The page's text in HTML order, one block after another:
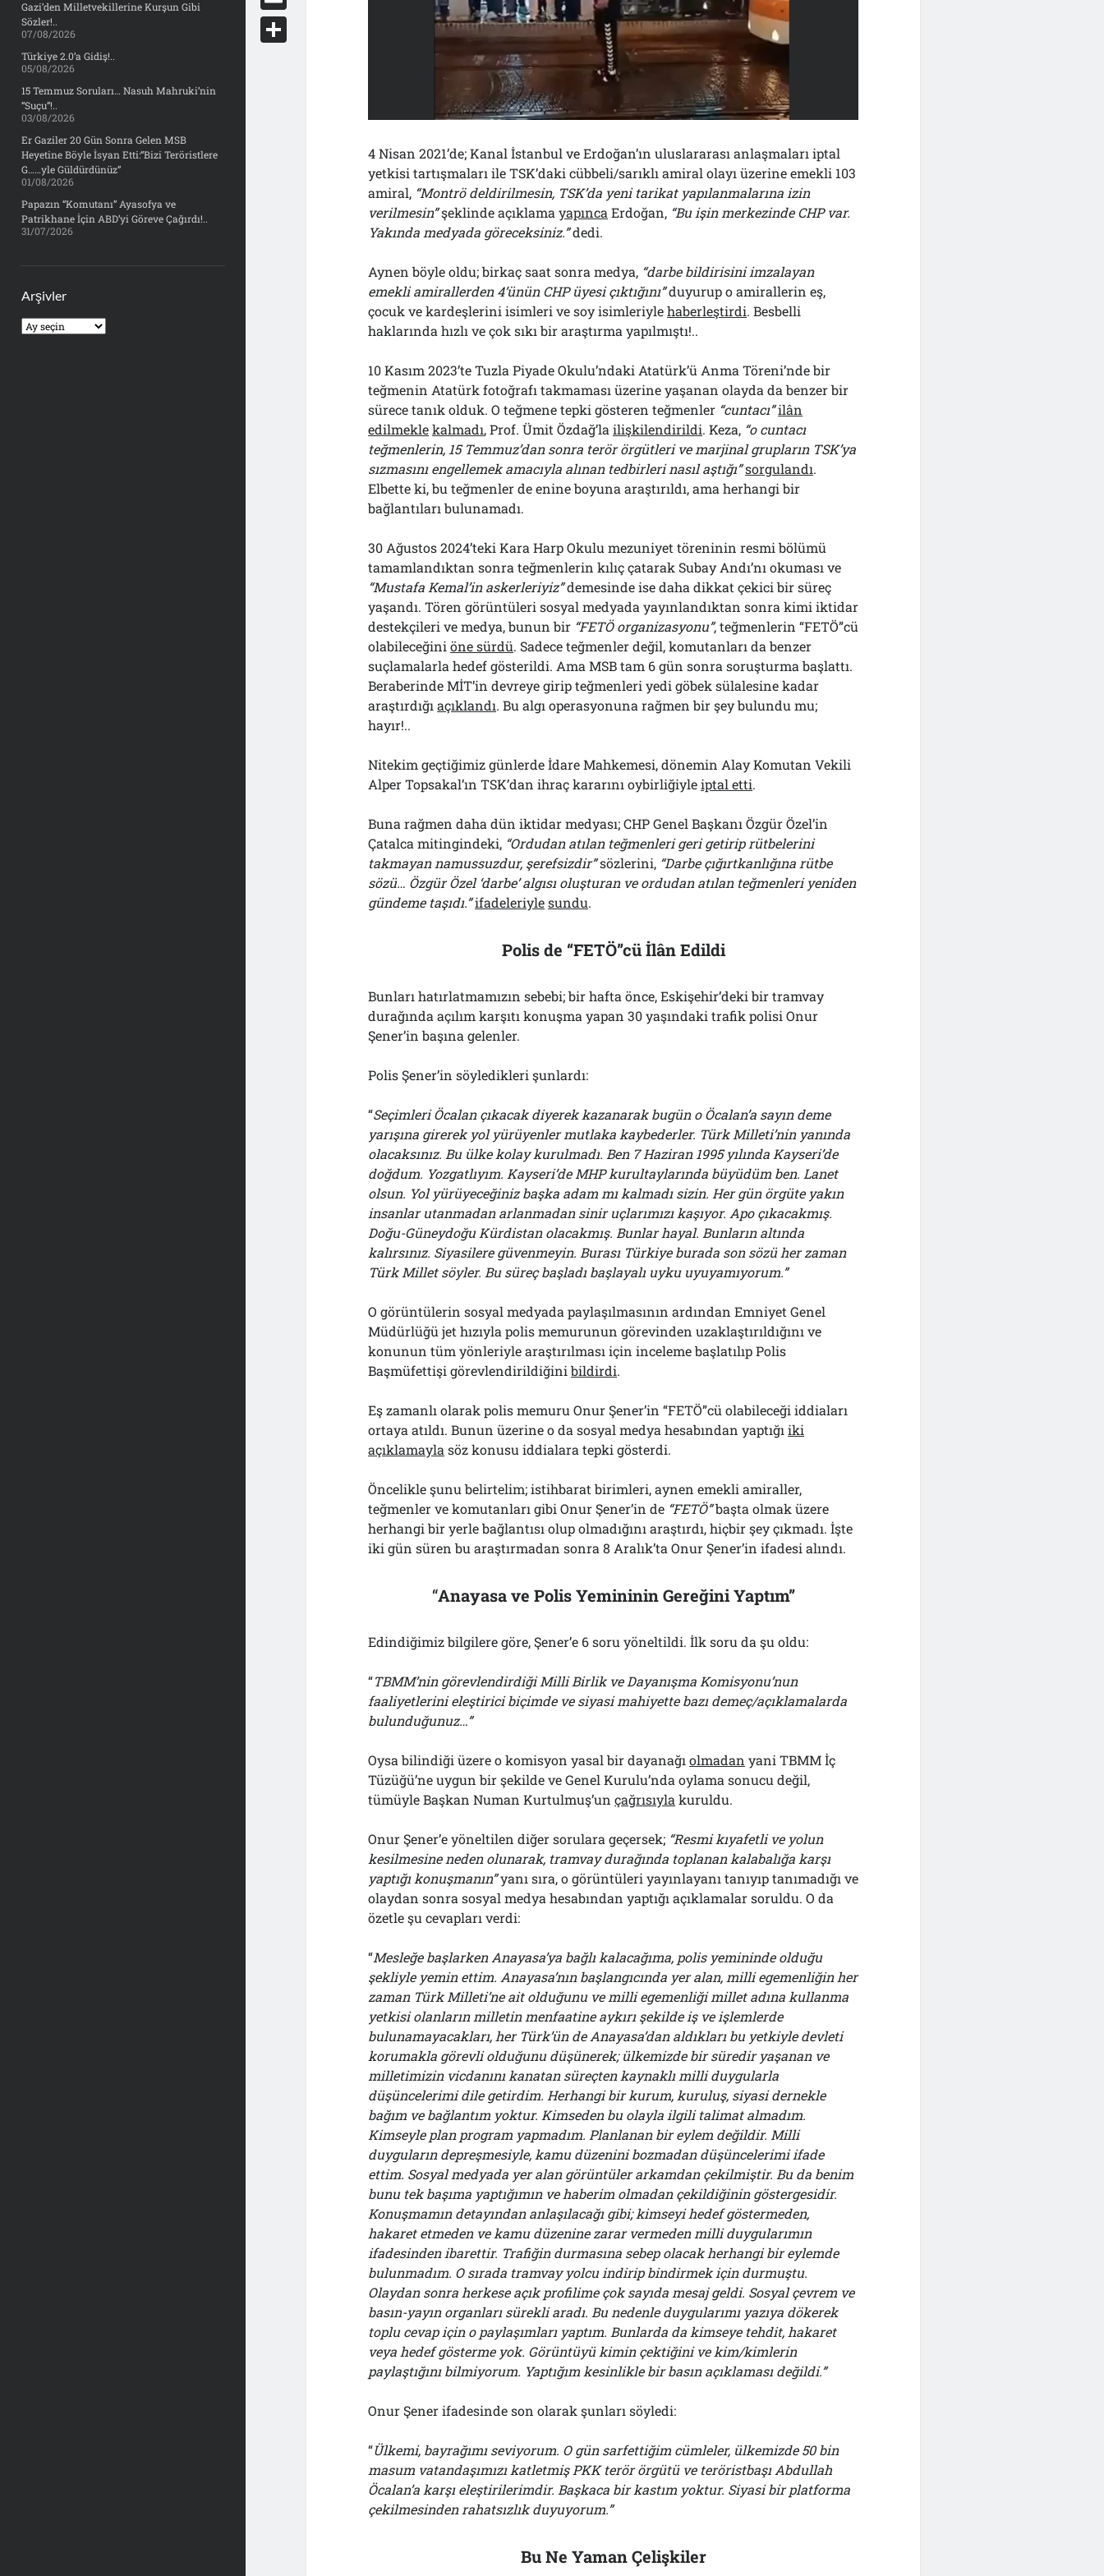
Gazi’den Milletvekillerine Kurşun Gibi
Sözler!..
07/08/2026
Türkiye 2.0’a Gidiş!..
05/08/2026
15 Temmuz Soruları… Nasuh Mahruki’nin
“Suçu”!..
03/08/2026
Er Gaziler 20 Gün Sonra Gelen MSB
Heyetine Böyle İsyan Etti:“Bizi Teröristlere
G……yle Güldürdünüz”
01/08/2026
Papazın “Komutanı” Ayasofya ve
Patrikhane İçin ABD’yi Göreve Çağırdı!..
31/07/2026
Arşivler
Arşivler
4 Nisan 2021’de; Kanal İstanbul ve Erdoğan’ın uluslararası anlaşmaları iptal
yetkisi tartışmaları ile TSK’daki cübbeli/sarıklı amiral olayı üzerine emekli 103
amiral, “Montrö deldirilmesin, TSK’da yeni tarikat yapılanmalarına izin
verilmesin”şeklinde açıklamayapınca Erdoğan, “Bu işin merkezinde CHP var.
Yakında medyada göreceksiniz.”dedi.
Aynen böyle oldu; birkaç saat sonra medya, “darbe bildirisini imzalayan
emekli amirallerden 4’ünün CHP üyesi çıktığını”duyurup o amirallerin eş,
çocuk ve kardeşlerini isimleri ve soy isimleriylehaberleştirdi. Besbelli
haklarında hızlı ve çok sıkı bir araştırma yapılmıştı!..
10 Kasım 2023’te Tuzla Piyade Okulu’ndaki Atatürk’ü Anma Töreni’nde bir
teğmenin Atatürk fotoğrafı takmaması üzerine yaşanan olayda da benzer bir
sürece tanık olduk. O teğmene tepki gösteren teğmenler “cuntacı”ilân
edilmeklekalmadı, Prof. Ümit Özdağ’lailişkilendirildi. Keza, “o cuntacı
teğmenlerin, 15 Temmuz’dan sonra terör örgütleri ve marjinal grupların TSK’ya
sızmasını engellemek amacıyla alınan tedbirleri nasıl aştığı”sorgulandı.
Elbette ki, bu teğmenler de enine boyuna araştırıldı, ama herhangi bir
bağlantıları bulunamadı.
30 Ağustos 2024’teki Kara Harp Okulu mezuniyet töreninin resmi bölümü
tamamlandıktan sonra teğmenlerin kılıç çatarak Subay Andı’nı okuması ve
“Mustafa Kemal’in askerleriyiz”demesinde ise daha dikkat çekici bir süreç
yaşandı. Tören görüntüleri sosyal medyada yayınlandıktan sonra kimi iktidar
destekçileri ve medya, bunun bir “FETÖ organizasyonu”, teğmenlerin “FETÖ”cü
olabileceğiniöne sürdü. Sadece teğmenler değil, komutanları da benzer
suçlamalarla hedef gösterildi. Ama MSB tam 6 gün sonra soruşturma başlattı.
Beraberinde MİT’in devreye girip teğmenleri yedi göbek sülalesine kadar
araştırdığıaçıklandı. Bu algı operasyonuna rağmen bir şey bulundu mu;
hayır!..
Nitekim geçtiğimiz günlerde İdare Mahkemesi, dönemin Alay Komutan Vekili
Alper Topsakal’ın TSK’dan ihraç kararını oybirliğiyleiptal etti.
Buna rağmen daha dün iktidar medyası; CHP Genel Başkanı Özgür Özel’in
Çatalca mitingindeki, “Ordudan atılan teğmenleri geri getirip rütbelerini
takmayan namussuzdur, şerefsizdir”sözlerini, “Darbe çığırtkanlığına rütbe
sözü… Özgür Özel ‘darbe’ algısı oluşturan ve ordudan atılan teğmenleri yeniden
gündeme taşıdı.”ifadeleriylesundu.
Polis de “FETÖ”cü İlân Edildi
Bunları hatırlatmamızın sebebi; bir hafta önce, Eskişehir’deki bir tramvay
durağında açılım karşıtı konuşma yapan 30 yaşındaki trafik polisi Onur
Şener’in başına gelenler.
Polis Şener’in söyledikleri şunlardı:
“Seçimleri Öcalan çıkacak diyerek kazanarak bugün o Öcalan’a sayın deme
yarışına girerek yol yürüyenler mutlaka kaybederler. Türk Milleti’nin yanında
olacaksınız. Bu ülke kolay kurulmadı. Ben 7 Haziran 1995 yılında Kayseri’de
doğdum. Yozgatlıyım. Kayseri’de MHP kurultaylarında büyüdüm ben. Lanet
olsun. Yol yürüyeceğiniz başka adam mı kalmadı sizin. Her gün örgüte yakın
insanlar utanmadan arlanmadan sinir uçlarımızı kaşıyor. Apo çıkacakmış.
Doğu-Güneydoğu Kürdistan olacakmış. Bunlar hayal. Bunların altında
kalırsınız. Siyasilere güvenmeyin. Burası Türkiye burada son sözü her zaman
Türk Millet söyler. Bu süreç başladı başlayalı uyku uyuyamıyorum.”
O görüntülerin sosyal medyada paylaşılmasının ardından Emniyet Genel
Müdürlüğü jet hızıyla polis memurunun görevinden uzaklaştırıldığını ve
konunun tüm yönleriyle araştırılması için inceleme başlatılıp Polis
Başmüfettişi görevlendirildiğinibildirdi.
Eş zamanlı olarak polis memuru Onur Şener’in “FETÖ”cü olabileceği iddiaları
ortaya atıldı. Bunun üzerine o da sosyal medya hesabından yaptığıiki
açıklamayla söz konusu iddialara tepki gösterdi.
Öncelikle şunu belirtelim; istihbarat birimleri, aynen emekli amiraller,
teğmenler ve komutanları gibi Onur Şener’in de “FETÖ”başta olmak üzere
herhangi bir yerle bağlantısı olup olmadığını araştırdı, hiçbir şey çıkmadı. İşte
iki gün süren bu araştırmadan sonra 8 Aralık’ta Onur Şener’in ifadesi alındı.
“Anayasa ve Polis Yemininin Gereğini Yaptım”
Edindiğimiz bilgilere göre, Şener’e 6 soru yöneltildi. İlk soru da şu oldu:
“TBMM’nin görevlendirdiği Milli Birlik ve Dayanışma Komisyonu’nun
faaliyetlerini eleştirici biçimde ve siyasi mahiyette bazı demeç/açıklamalarda
bulunduğunuz…”
Oysa bilindiği üzere o komisyon yasal bir dayanağıolmadan yani TBMM İç
Tüzüğü’ne uygun bir şekilde ve Genel Kurulu’nda oylama sonucu değil,
tümüyle Başkan Numan Kurtulmuş’unçağrısıyla kuruldu.
Onur Şener’e yöneltilen diğer sorulara geçersek; “Resmi kıyafetli ve yolun
kesilmesine neden olunarak, tramvay durağında toplanan kalabalığa karşı
yaptığı konuşmanın”yanı sıra, o görüntüleri yayınlayanı tanıyıp tanımadığı ve
olaydan sonra sosyal medya hesabından yaptığı açıklamalar soruldu. O da
özetle şu cevapları verdi:
“Mesleğe başlarken Anayasa’ya bağlı kalacağıma, polis yemininde olduğu
şekliyle yemin ettim. Anayasa’nın başlangıcında yer alan, milli egemenliğin her
zaman Türk Milleti’ne ait olduğunu ve milli egemenliği millet adına kullanma
yetkisi olanların milletin menfaatine aykırı şekilde iş ve işlemlerde
bulunamayacakları, her Türk’ün de Anayasa’dan aldıkları bu yetkiyle devleti
korumakla görevli olduğunu düşünerek; ülkemizde bir süredir yaşanan ve
milletimizin vicdanını kanatan süreçten kaynaklı milli duygularla
düşüncelerimi dile getirdim. Herhangi bir kurum, kuruluş, siyasi dernekle
bağım ve bağlantım yoktur. Kimseden bu olayla ilgili talimat almadım.
Kimseyle plan program yapmadım. Planlanan bir eylem değildir. Milli
duyguların depreşmesiyle, kamu düzenini bozmadan düşüncelerimi ifade
ettim. Sosyal medyada yer alan görüntüler arkamdan çekilmiştir. Bu da benim
bunu tek başıma yaptığımın ve haberim olmadan çekildiğinin göstergesidir.
Konuşmamın detayından anlaşılacağı gibi; kimseyi hedef göstermeden,
hakaret etmeden ve kamu düzenine zarar vermeden milli duygularımın
ifadesinden ibarettir. Trafiğin durmasına sebep olacak herhangi bir eylemde
bulunmadım. O sırada tramvay yolcu indirip bindirmek için durmuştu.
Olaydan sonra herkese açık profilime çok sayıda mesaj geldi. Sosyal çevrem ve
basın-yayın organları sürekli aradı. Bu nedenle duygularımı yazıya dökerek
toplu cevap için o paylaşımları yaptım. Bunlarda da kimseye tehdit, hakaret
veya hedef gösterme yok. Görüntüyü kimin çektiğini ve kim/kimlerin
paylaştığını bilmiyorum. Yaptığım kesinlikle bir basın açıklaması değildi.”
Onur Şener ifadesinde son olarak şunları söyledi:
“Ülkemi, bayrağımı seviyorum. O gün sarfettiğim cümleler, ülkemizde 50 bin
masum vatandaşımızı katletmiş PKK terör örgütü ve teröristbaşı Abdullah
Öcalan’a karşı eleştirilerimdir. Başkaca bir kastım yoktur. Siyasi bir platforma
çekilmesinden rahatsızlık duyuyorum.”
Bu Ne Yaman Çelişkiler
y
db
d
d
o
c
E